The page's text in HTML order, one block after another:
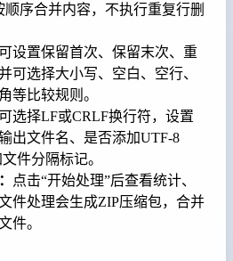
顺序合并内容，不执行重复行删
设置保留首次、保留末次、重
可选择大小写、空白、空行、
等比较规则。
选择LF或CRLF换行符，设置
出文件名、是否添加UTF-8
件分隔标记。
点击“开始处理”后查看统计、
件处理会生成ZIP压缩包，合并
件。